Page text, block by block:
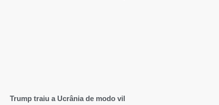
Trump traiu a Ucrânia de modo vil